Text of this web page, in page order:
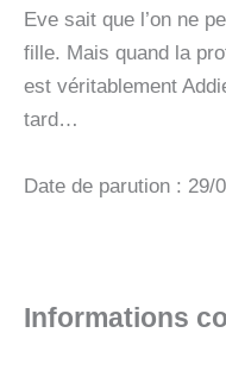
Eve sait que l’on ne
fille. Mais quand la
est véritablement
tard…
Date de parution : 29/
Informations